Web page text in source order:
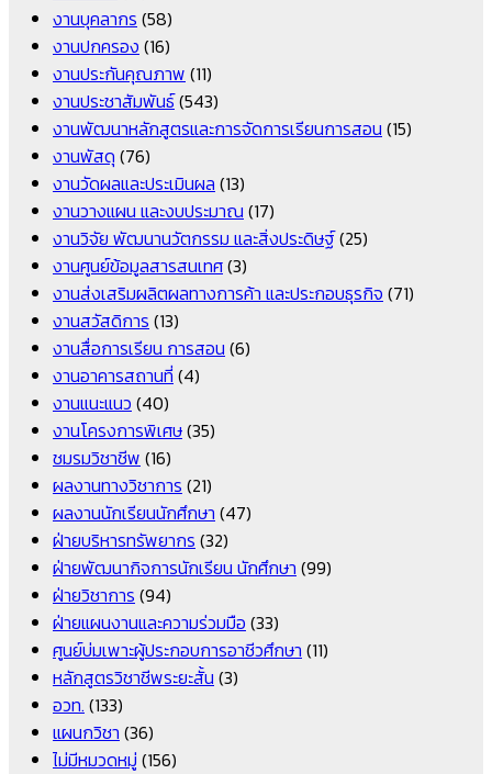
งานบุคลากร (58)
งานปกครอง (16)
งานประกันคุณภาพ (11)
งานประชาสัมพันธ์(543)
งานพัฒนาหลักสูตรและการจัดการเรียนการสอน (15)
งานพัสดุ (76)
งานวัดผลและประเมินผล (13)
งานวางแผน และงบประมาณ (17)
งานวิจัย พัฒนานวัตกรรม และสิ่งประดิษฐ์(25)
งานศูนย์ข้อมูลสารสนเทศ(3)
งานส่งเสริมผลิตผลทางการค้า และประกอบธุรกิจ (71)
งานสวัสดิการ (13)
งานสื่อการเรียน การสอน (6)
งานอาคารสถานที่ (4)
งานแนะแนว (40)
งานโครงการพิเศษ(35)
ชมรมวิชาชีพ (16)
ผลงานทางวิชาการ (21)
ผลงานนักเรียนนักศึกษา (47)
ฝ่ายบริหารทรัพยากร (32)
ฝ่ายพัฒนากิจการนักเรียน นักศึกษา (99)
ฝ่ายวิชาการ (94)
ฝ่ายแผนงานและความร่วมมือ (33)
ศูนย์บ่มเพาะผู้ประกอบการอาชีวศึกษา (11)
หลักสูตรวิชาชีพระยะสั้น (3)
อวท. (133)
แผนกวิชา (36)
ไม่มีหมวดหมู่ (156)